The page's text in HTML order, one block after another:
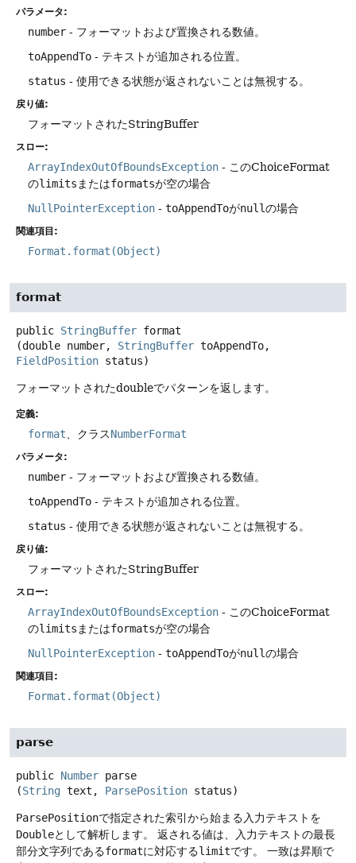
パラメータ:
number - フォーマットおよび置換される数値。
toAppendTo - テキストが追加される位置。
status - 使用できる状態が返されないことは無視する。
戻り値:
フォーマットされたStringBuffer
スロー:
ArrayIndexOutOfBoundsException - このChoiceFormat
のlimits またはformatsが空の場合
NullPointerException - toAppendToがnullの場合
関連項目:
Format.format(Object)
format
public StringBuffer format
(double number, StringBuffer
FieldPosition status)
フォーマットされたdoubleでパターンを返します。
定義:
format 、クラスNumberFormat
パラメータ:
number - フォーマットおよび置換される数値。
toAppendTo - テキストが追加される位置。
status - 使用できる状態が返されないことは無視する。
戻り値:
フォーマットされたStringBuffer
スロー:
ArrayIndexOutOfBoundsException - このChoiceFormat
のlimits またはformatsが空の場合
NullPointerException - toAppendToがnullの場合
関連項目:
Format.format(Object)
parse
public Number parse
(String text, ParsePosition status)
ParsePositionで指定された索引から始まる入力テキストを
Doubleとして解析します。
返される値は、入力テキストの最長
部分文字列であるformatに対応するlimitです。
一致は昇順で